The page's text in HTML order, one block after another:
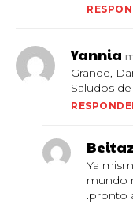
Yannia
Grande,
Saludos
Beitaz
Ya
mundo
.pronto